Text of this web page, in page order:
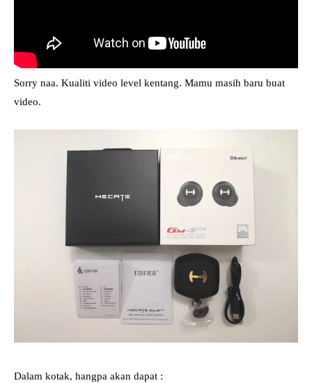
Sorry naa. Kualiti video level kentang. Mamu masih baru buat
video.
Dalam kotak, hangpa akan dapat :